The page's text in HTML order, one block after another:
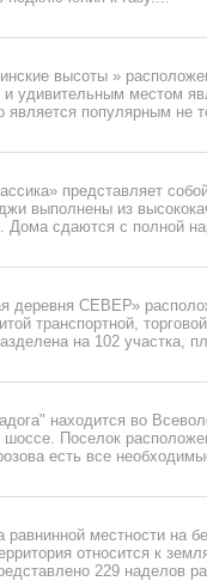
высоты »
удивительным местом
популярным не
представляет
выполнены из
Дома сдаются с полной
деревня СЕВЕР»
транспортной,
на 102 участка,
находится во
шоссе. Поселок
есть все
равнинной местности на
относится к
229 наделов